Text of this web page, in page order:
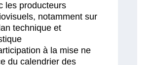
les producteurs
notamment sur
technique et
à la mise ne
du calendrier des